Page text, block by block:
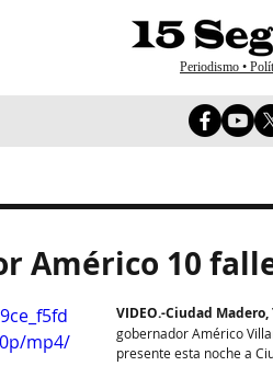
Periodismo •
Américo 10
mp4/
VIDEO.-Ciudad
gobernador Américo
presente esta noche a